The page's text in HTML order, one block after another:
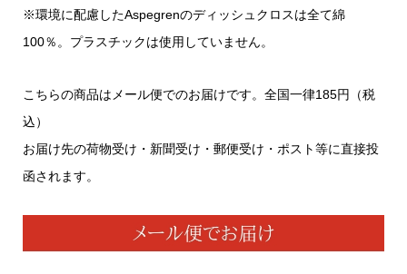
※環境に配慮したAspegrenのディッシュクロスは全て綿
100％。プラスチックは使用していません。
こちらの商品はメール便でのお届けです。全国一律185円（税
込）
お届け先の荷物受け・新聞受け・郵便受け・ポスト等に直接投
函されます。